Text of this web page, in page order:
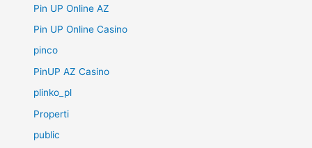
Pin UP Online AZ
Pin UP Online Casino
pinco
PinUP AZ Casino
plinko_pl
Properti
public